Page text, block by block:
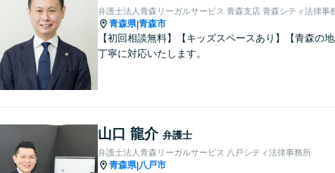
弁護士法人青森リーガルサービス 青森支店 青森シティ法律事
青森県|青森市
【初回相談無料】【キッズスペースあり】【青森の
丁寧に対応いたします。
山口 龍介 弁護士
弁護士法人青森リーガルサービス 八戸シティ法律事務所
青森県|八戸市